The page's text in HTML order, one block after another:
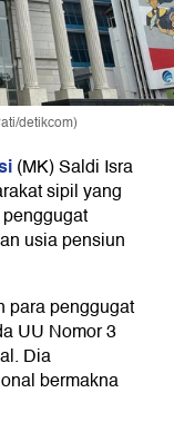
detikcom)
(MK) Saldi Isra
sipil yang
usia pensiun
para penggugat
UU Nomor 3
Dia
bermakna